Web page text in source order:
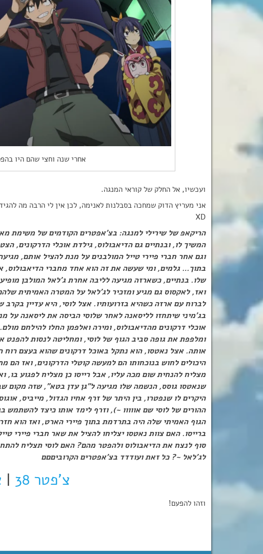
אחרי שנה וחצי שהם היו
ועכשיו, אל החלק של קוראי המנגה.
אני מעריץ הדוק שמחכה בסבלנות לאנימה, לכן אין לי הרבה מה
XD
הריקאפ של שירילי למנגה: בצ’אפטרים הקודמים של משימת
המשיך לו, ובנתיים גם הדיאבולוס, גילדת אוכלי הדרקונים,
וגם אחר חברי פיירי טייל המולבנים על מנת להציל אותם,
בתוך… גלמים, ומי שעשה את זה הוא אחד מחברי הדיאבולוס,
שלו. בנתיים, כשארזה מגיעה לליבה אחרת ג’לאל המולבן
ואז, לאקסוס גם מגיע ומזכיר לג’לאל על המטרה האמיתית
לברוח עם ארזה כשהיא בזרועותיו. אצל לוסי, היא עדיין
בג’מיני שיתחזו לליסאנה לאחר שלוסי הביסה את ליסאנה
אוכלי דרקונים מהדיאבולוס, ומירה ואלפמן החלו להילחם
ומלפפת את גופה סביב הגוף של לוסי, ומחליטה לנסות להפנט
אותה. אצל נאטסו, הוא נתקל באוכל דרקונים שהוא בעצם רוח
היכולים לחוש בנוכחותו הם למעשה קוטלי הדרקונים, ואז הם
מצליח להנחית שום מכה עליו, אבל רייסו כן מצליח לפגוע
שנאטסו גוסס, הנשמה שלו מגיעה ל”גן עדן בטא”, שזה מקום
היקרים לו שנפטרו, בין היתר של זרף אחיו הגדול, מייביס,
ההורים של לוסי שם אווווו ~), וזרף לימד אותו כיצד
הגוף האמיתי שלה היה בתרדמת בתוך פיירי הארט, ואז הוא
ברייסו. האם צוות נאטסו יצליחו להציל את שאר חברי פיירי
סוף לנצח את הדיאבולוס ולהפטר מהם? האם לוסי תצליח
לג’לאל ~? כל זאת ועודדד בצ’אפטרים הקרוביםםם
צ’פטר 38 |
וזהו להפעם!